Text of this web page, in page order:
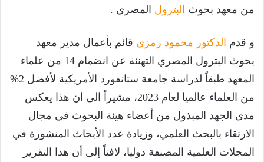
من معهد بحوث البترول المصري .
و قدم الدكتور محمود رمزي قائم بأعمال مدير معهد
بحوث البترول المصري التهنئة عن انضمام 14 من علماء
المعهد طبقاً لدراسة جامعة ستانفورد الأمريكية لأفضل 2%
من العلماء عالميا لعام 2023، مشيراً الى ان هذا يعكس
مدى الجهد المبذول من أعضاء هيئة البحوث في مجال
الارتقاء بالبحث العلمي، وزيادة عدد الأبحاث المنشورة في
المجلات العلمية المصنفة دوليا، لافتاً إلى أن هذا التقرير